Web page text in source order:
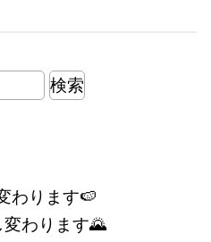
わります🍉
わります🌄